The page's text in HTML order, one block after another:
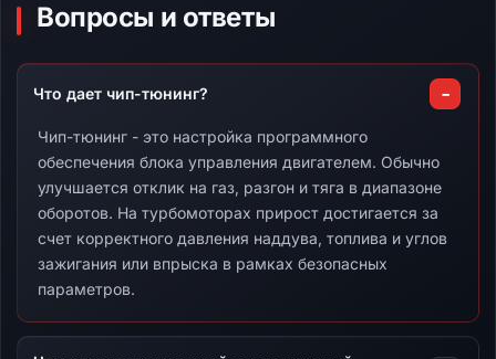
Вопросы и ответы
Что дает чип-тюнинг?
Чип-тюнинг - это настройка программного
обеспечения блока управления двигателем. Обычно
улучшается отклик на газ, разгон и тяга в диапазоне
оборотов. На турбомоторах прирост достигается за
счет корректного давления наддува, топлива и углов
зажигания или впрыска в рамках безопасных
параметров.